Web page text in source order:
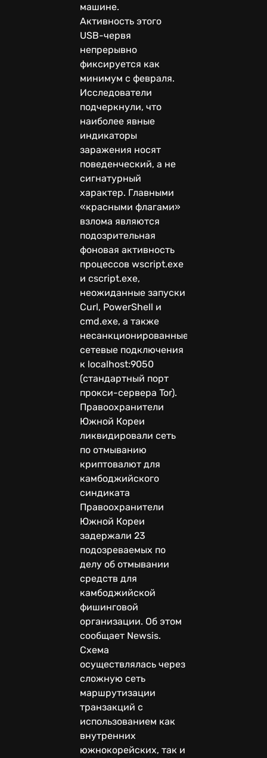
машине.
Активность этого
USB-червя
непрерывно
фиксируется как
минимум с февраля.
Исследователи
подчеркнули, что
наиболее явные
индикаторы
заражения носят
поведенческий, а не
сигнатурный
характер. Главными
«красными флагами»
взлома являются
подозрительная
фоновая активность
процессов wscript.exe
и cscript.exe,
неожиданные запуски
Curl, PowerShell и
cmd.exe, а также
несанкционированные
сетевые подключения
к localhost:9050
(стандартный порт
прокси-сервера Tor).
Правоохранители
Южной Кореи
ликвидировали сеть
по отмыванию
криптовалют для
камбоджийского
синдиката
Правоохранители
Южной Кореи
задержали 23
подозреваемых по
делу об отмывании
средств для
камбоджийской
фишинговой
организации. Об этом
сообщает Newsis.
Схема
осуществлялась через
сложную сеть
маршрутизации
транзакций с
использованием как
внутренних
южнокорейских, так и